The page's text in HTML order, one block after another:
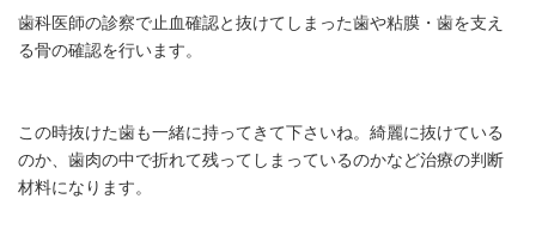
歯科医師の診察で止血確認と抜けてしまった歯や粘膜・歯を支え
る骨の確認を行います。
この時抜けた歯も一緒に持ってきて下さいね。綺麗に抜けている
のか、歯肉の中で折れて残ってしまっているのかなど治療の判断
材料になります。